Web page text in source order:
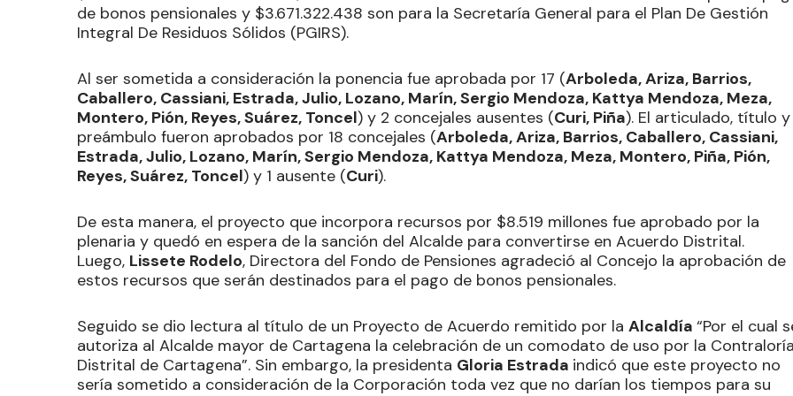
de bonos pensionales y $3.671.322.438 son para la Secretaría General para el Plan De Gestión
Integral De Residuos Sólidos (PGIRS).
Al ser sometida a consideración la ponencia fue aprobada por 17 (Arboleda, Ariza, Barrios,
Caballero, Cassiani, Estrada, Julio, Lozano, Marín, Sergio Mendoza, Kattya Mendoza, Meza,
Montero, Pión, Reyes, Suárez, Toncel) y 2 concejales ausentes (Curi, Piña). El articulado, título y
preámbulo fueron aprobados por 18 concejales (Arboleda, Ariza, Barrios, Caballero, Cassiani,
Estrada, Julio, Lozano, Marín, Sergio Mendoza, Kattya Mendoza, Meza, Montero, Piña, Pión,
Reyes, Suárez, Toncel) y 1 ausente (Curi).
De esta manera, el proyecto que incorpora recursos por $8.519 millones fue aprobado por la
plenaria y quedó en espera de la sanción del Alcalde para convertirse en Acuerdo Distrital.
Luego, Lissete Rodelo, Directora del Fondo de Pensiones agradeció al Concejo la aprobación de
estos recursos que serán destinados para el pago de bonos pensionales.
Seguido se dio lectura al título de un Proyecto de Acuerdo remitido por la Alcaldía “Por el cual
autoriza al Alcalde mayor de Cartagena la celebración de un comodato de uso por la
Distrital de Cartagena”. Sin embargo, la presidenta Gloria Estrada indicó que este proyecto no
sería sometido a consideración de la Corporación toda vez que no darían los tiempos para su